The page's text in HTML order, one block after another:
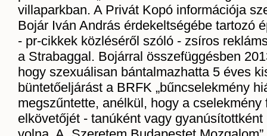
villaparkban. A Privát Kopó információja
Bojár Iván András érdekeltségébe tartozó
- pr-cikkek közléséről szóló - zsíros
a Strabaggal. Bojárral összefüggésben
hogy szexuálisan bántalmazhatta 5 éves
büntetőeljárást a BRFK „bűncselekmény
megszűntette, anélkül, hogy a cselekmény
elkövetőjét - tanúként vagy gyanúsítottként